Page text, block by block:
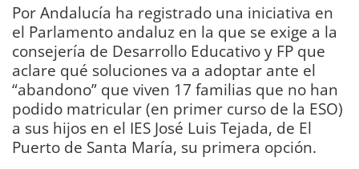
Por Andalucía ha registrado una iniciativa en
el Parlamento andaluz en la que se exige a la
consejería de Desarrollo Educativo y FP que
aclare qué soluciones va a adoptar ante el
“abandono” que viven 17 familias que no han
podido matricular (en primer curso de la ESO)
a sus hijos en el IES José Luis Tejada, de El
Puerto de Santa María, su primera opción.